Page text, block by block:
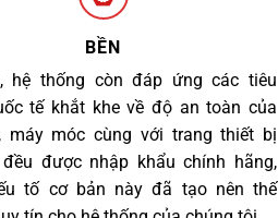
BỀN
hệ thống còn đáp ứng các tiêu
tế khắt khe về độ an toàn của
máy móc cùng với trang thiết bị
được nhập khẩu chính hãng,
tố cơ bản này đã tạo nên thế